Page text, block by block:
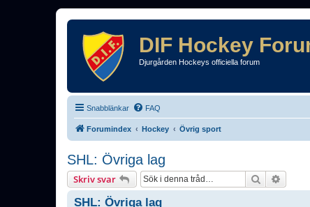
DIF Hockey
Djurgården Hockeys officiella forum
Snabblänkar FAQ
Forumindex Hockey Övrig sport
SHL: Övriga lag
Skriv svar Sök
SHL: Övriga lag